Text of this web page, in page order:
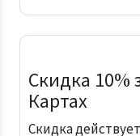
Скидка 10%
Картах
Скидка